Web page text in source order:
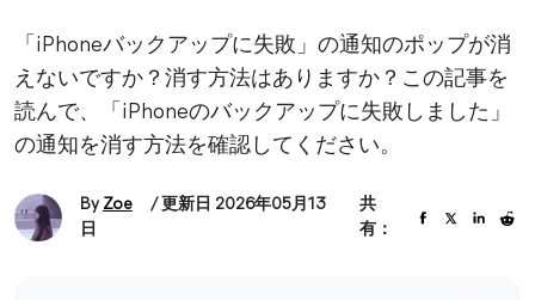
「iPhoneバックアップに失敗」の通知のポップが消
えないですか？消す方法はありますか？この記事を
読んで、「iPhoneのバックアップに失敗しました」
の通知を消す方法を確認してください。
By Zoe
/ 更新日 2026年05月13
日
共
有：